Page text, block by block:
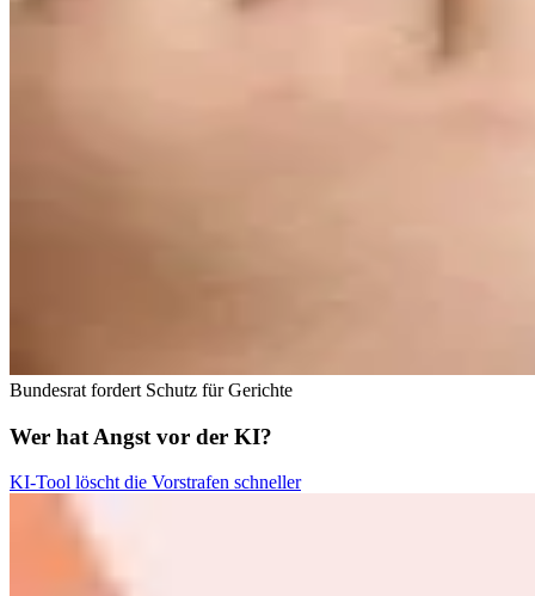
Bundesrat fordert Schutz für Gerichte
Wer hat Angst vor der KI?
KI-Tool löscht die Vorstrafen schneller